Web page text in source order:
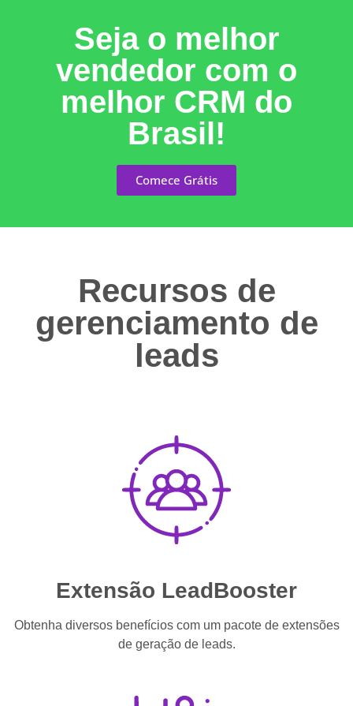
Seja o melhor
vendedor com o
melhor CRM do
Brasil!
Comece Grátis
Recursos de
gerenciamento de
leads
Extensão LeadBooster
Obtenha diversos benefícios com um pacote de extensões
de geração de leads.